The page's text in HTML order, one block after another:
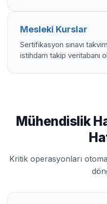
Mesleki Kurslar
Sertifikasyon sınavı
istihdam takip veritabanı
Mühendislik
Kritik operasyonları